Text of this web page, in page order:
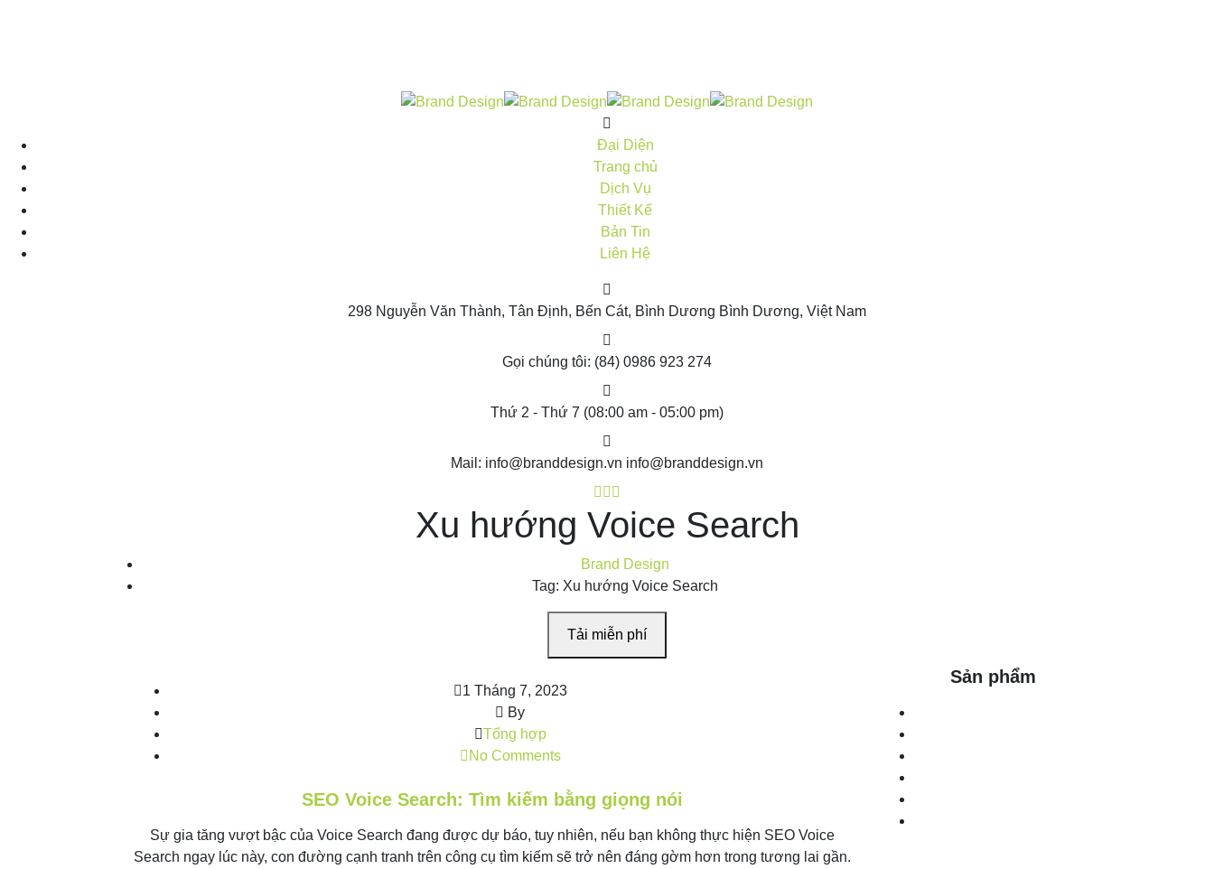
Đại Diện
Trang chủ
Dịch Vụ
Thiết Kế
Bản Tin
Liên Hệ
298 Nguyễn Văn Thành, Tân Định, Bến Cát, Bình Dương Bình Dương, Việt Nam
Gọi chúng tôi: (84) 0986 923 274
Thứ 2 - Thứ 7 (08:00 am - 05:00 pm)
Mail: info@branddesign.vn info@branddesign.vn
Xu hướng Voice Search
Brand Design
Tag: Xu hướng Voice Search
Tải miễn phí
1 Tháng 7, 2023
By
Tổng hợp
No Comments
SEO Voice Search: Tìm kiếm bằng giọng nói
Sự gia tăng vượt bậc của Voice Search đang được dự báo, tuy nhiên, nếu bạn không thực hiện SEO Voice
Search ngay lúc này, con đường cạnh tranh trên công cụ tìm kiếm sẽ trở nên đáng gờm hơn trong tương lai gần.
Sản phẩm